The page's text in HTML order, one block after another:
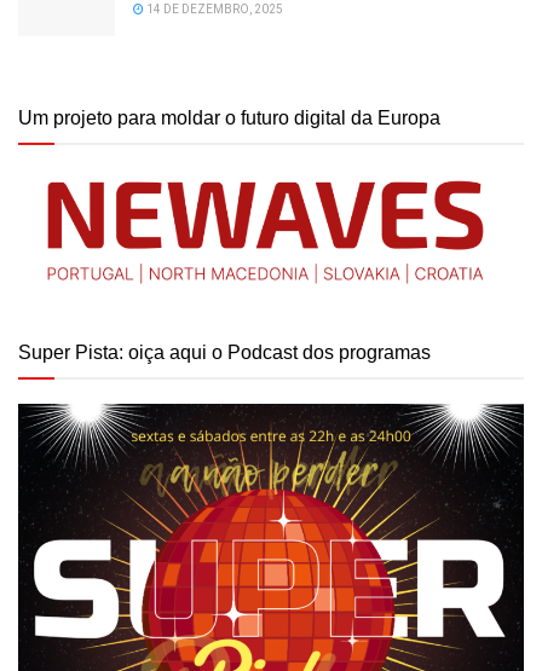
14 DE DEZEMBRO, 2025
Um projeto para moldar o futuro digital da Europa
Super Pista: oiça aqui o Podcast dos programas